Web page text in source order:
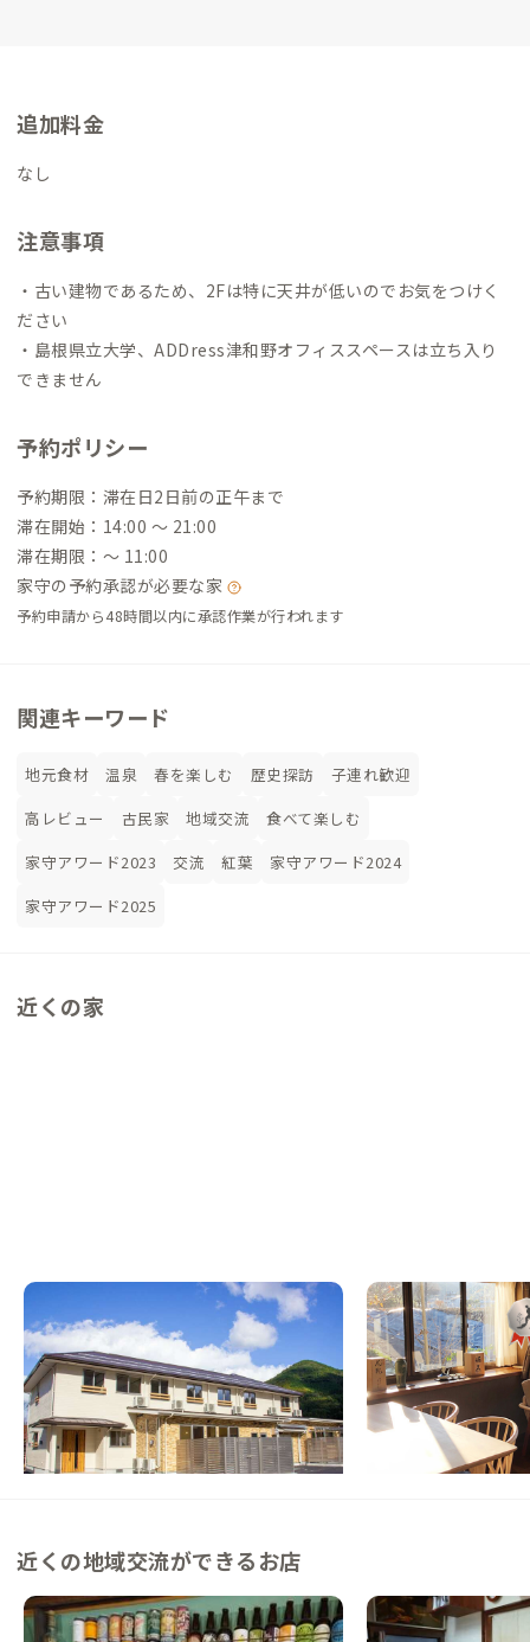
追加料金
なし
注意事項
・古い建物であるため、2Fは特に天井が低いのでお気をつけく
ださい
・島根県立大学、ADDress津和野オフィススペースは立ち入り
できません
予約ポリシー
予約期限：滞在日2日前の正午まで
滞在開始：14:00 〜 21:00
滞在期限：〜 11:00
家守の予約承認が必要な家
予約申請から48時間以内に承認作業が行われます
関連キーワード
地元食材 温泉 春を楽しむ 歴史探訪
子連れ歓迎
高レビュー
古民家 地域交流
食べて楽しむ
家守アワード2023
交流 紅葉
家守アワード2024
家守アワード2025
近くの家
津和野B邸
島根県 ゲストハウス
交流と学びが交差するゲストハウス
この家からの距離 1km
岩国A邸
山口県 戸建て
【駅徒歩10分】日本
泉が満喫できる家
この家からの距離 48km
近くの地域交流ができるお店